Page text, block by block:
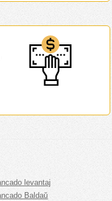
levantaj
Baldaŭ